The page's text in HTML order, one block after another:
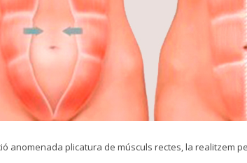
anomenada plicatura de músculs rectes, la realitzem